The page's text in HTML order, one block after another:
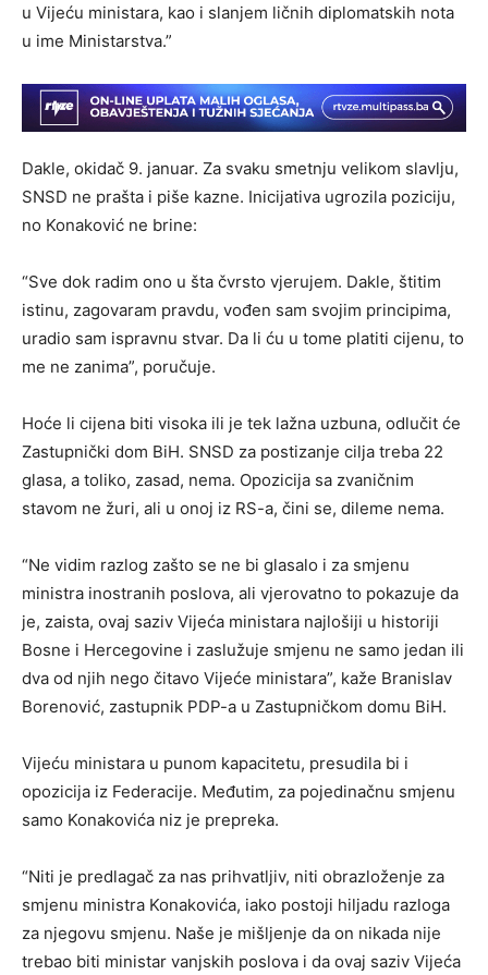
u Vijeću ministara, kao i slanjem ličnih diplomatskih nota
u ime Ministarstva.”
Dakle, okidač 9. januar. Za svaku smetnju velikom slavlju,
SNSD ne prašta i piše kazne. Inicijativa ugrozila poziciju,
no Konaković ne brine:
“Sve dok radim ono u šta čvrsto vjerujem. Dakle, štitim
istinu, zagovaram pravdu, vođen sam svojim principima,
uradio sam ispravnu stvar. Da li ću u tome platiti cijenu, to
me ne zanima”, poručuje.
Hoće li cijena biti visoka ili je tek lažna uzbuna, odlučit će
Zastupnički dom BiH. SNSD za postizanje cilja treba 22
glasa, a toliko, zasad, nema. Opozicija sa zvaničnim
stavom ne žuri, ali u onoj iz RS-a, čini se, dileme nema.
“Ne vidim razlog zašto se ne bi glasalo i za smjenu
ministra inostranih poslova, ali vjerovatno to pokazuje da
je, zaista, ovaj saziv Vijeća ministara najlošiji u historiji
Bosne i Hercegovine i zaslužuje smjenu ne samo jedan ili
dva od njih nego čitavo Vijeće ministara”, kaže Branislav
Borenović, zastupnik PDP-a u Zastupničkom domu BiH.
Vijeću ministara u punom kapacitetu, presudila bi i
opozicija iz Federacije. Međutim, za pojedinačnu smjenu
samo Konakovića niz je prepreka.
“Niti je predlagač za nas prihvatljiv, niti obrazloženje za
smjenu ministra Konakovića, iako postoji hiljadu razloga
za njegovu smjenu. Naše je mišljenje da on nikada nije
trebao biti ministar vanjskih poslova i da ovaj saziv Vijeća